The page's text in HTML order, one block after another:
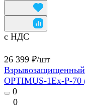
с НДС
26 399 ₽/шт
Взрывозащищенный
OPTIMUS-1Ex-P-70
0
0